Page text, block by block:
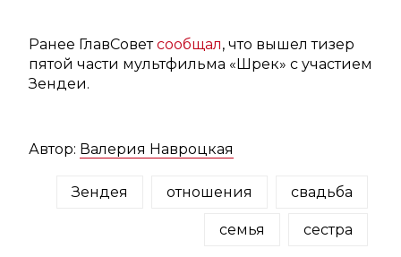
Ранее ГлавСоветсообщал, что вышел тизер
пятой части мультфильма «Шрек» с участием
Зендеи.
Автор: Валерия Навроцкая
Зендея отношения свадьба
семья сестра